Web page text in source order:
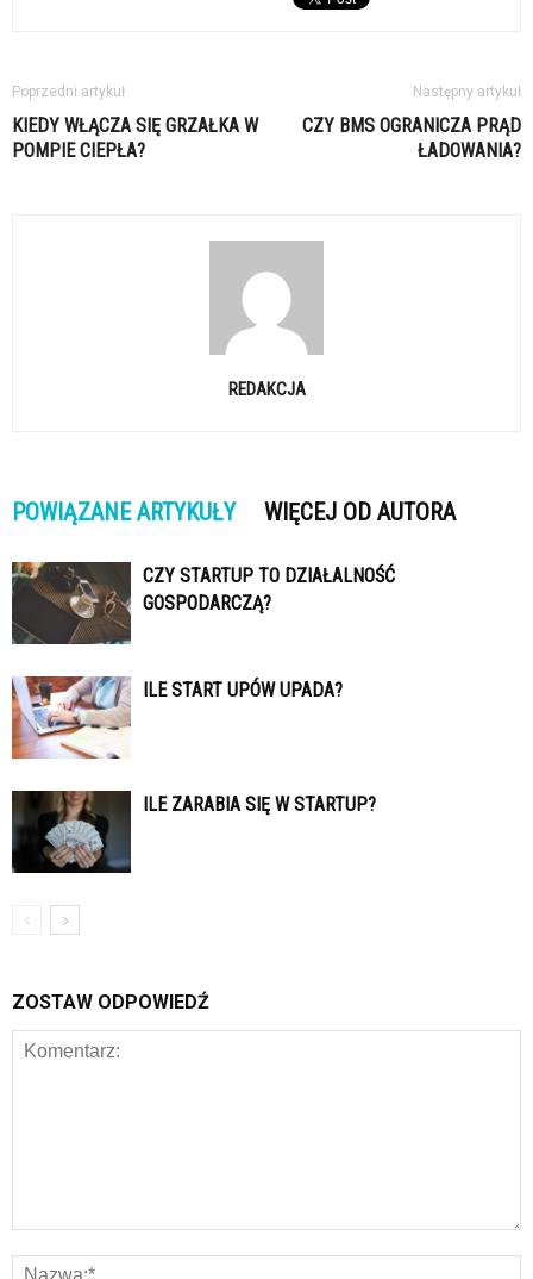
Poprzedni artykuł
KIEDY WŁĄCZA SIĘ GRZAŁKA W
POMPIE CIEPŁA?
Następny artykuł
CZY BMS OGRANICZA PRĄD
ŁADOWANIA?
REDAKCJA
POWIĄZANE ARTYKUŁY WIĘCEJ OD AUTORA
CZY STARTUP TO DZIAŁALNOŚĆ
GOSPODARCZĄ?
ILE START UPÓW UPADA?
ILE ZARABIA SIĘ W STARTUP?
ZOSTAW ODPOWIEDŹ